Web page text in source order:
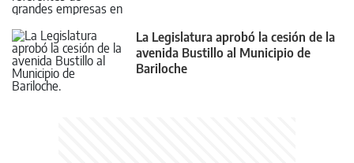
La Legislatura aprobó la cesión de la
avenida Bustillo al Municipio de
Bariloche